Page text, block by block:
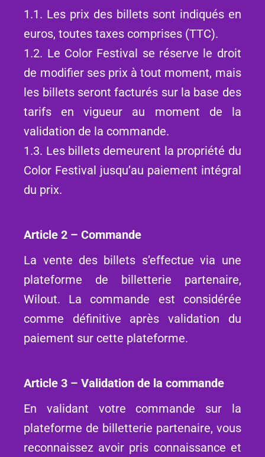
1.1. Les prix des billets sont indiqués en
euros, toutes taxes comprises (TTC).
1.2. Le Color Festival se réserve le droit
de modifier ses prix à tout moment, mais
les billets seront facturés sur la base des
tarifs en vigueur au moment de la
validation de la commande.
1.3. Les billets demeurent la propriété du
Color Festival jusqu’au paiement intégral
du prix.
Article 2 – Commande
La vente des billets s’effectue via une
plateforme de billetterie partenaire,
Wilout. La commande est considérée
comme définitive après validation du
paiement sur cette plateforme.
Article 3 – Validation de la commande
En validant votre commande sur la
plateforme de billetterie partenaire, vous
reconnaissez avoir pris connaissance et